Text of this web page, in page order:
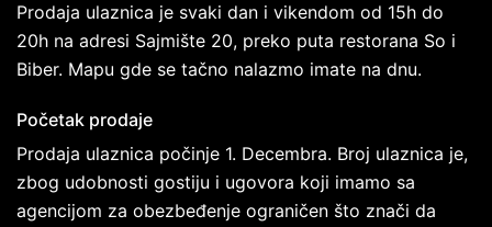
Prodaja ulaznica je svaki dan i vikendom od 15h do
20h na adresi Sajmište 20, preko puta restorana So i
Biber. Mapu gde se tačno nalazmo imate na dnu.
Početak prodaje
Prodaja ulaznica počinje 1. Decembra. Broj ulaznica je,
zbog udobnosti gostiju i ugovora koji imamo sa
agencijom za obezbeđenje ograničen što znači da